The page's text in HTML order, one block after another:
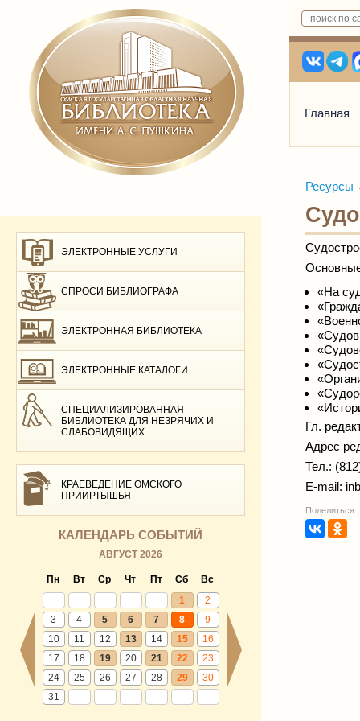
Главная
ЭЛЕКТРОННЫЕ УСЛУГИ
СПРОСИ БИБЛИОГРАФА
ЭЛЕКТРОННАЯ БИБЛИОТЕКА
ЭЛЕКТРОННЫЕ КАТАЛОГИ
СПЕЦИАЛИЗИРОВАННАЯ
БИБЛИОТЕКА ДЛЯ НЕЗРЯЧИХ И
СЛАБОВИДЯЩИХ
КРАЕВЕДЕНИЕ ОМСКОГО
ПРИИРТЫШЬЯ
КАЛЕНДАРЬ СОБЫТИЙ
АВГУСТ 2026
Пн Вт Ср Чт Пт Сб
Вс
1
2
3
4 5 6 7 8
9
10
11 12 13 14 15
16
17
18 19 20 21 22
23
24
25 26 27 28 29
30
31
Ресурсы
«На
Гл.
Адрес
Тел.:
E-mail:
Поделиться: